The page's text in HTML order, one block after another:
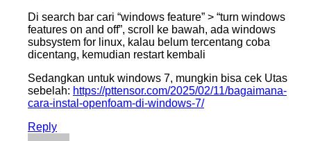
Di search bar cari “windows feature” > “turn windows
features on and off”, scroll ke bawah, ada windows
subsystem for linux, kalau belum tercentang coba
dicentang, kemudian restart kembali
Sedangkan untuk windows 7, mungkin bisa cek Utas
sebelah: https://pttensor.com/2025/02/11/bagaimana-
cara-instal-openfoam-di-windows-7/
Reply